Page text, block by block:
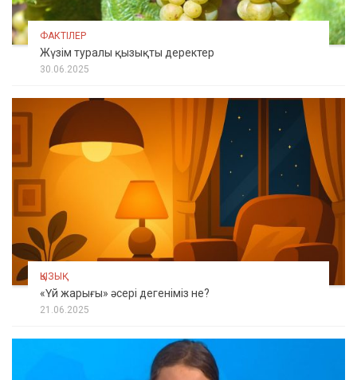
ФАКТІЛЕР
Жүзім туралы қызықты деректер
30.06.2025
ҚЫЗЫҚ
«Үй жарығы» әсері дегеніміз не?
21.06.2025